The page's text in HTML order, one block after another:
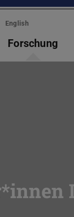
English
Forschung